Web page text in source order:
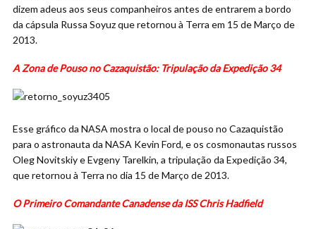
dizem adeus aos seus companheiros antes de entrarem a bordo
da cápsula Russa Soyuz que retornou à Terra em 15 de Março de
2013.
A Zona de Pouso no Cazaquistão: Tripulação da Expedição 34
Esse gráfico da NASA mostra o local de pouso no Cazaquistão
para o astronauta da NASA Kevin Ford, e os cosmonautas russos
Oleg Novitskiy e Evgeny Tarelkin, a tripulação da Expedição 34,
que retornou à Terra no dia 15 de Março de 2013.
O Primeiro Comandante Canadense da ISS Chris Hadfield